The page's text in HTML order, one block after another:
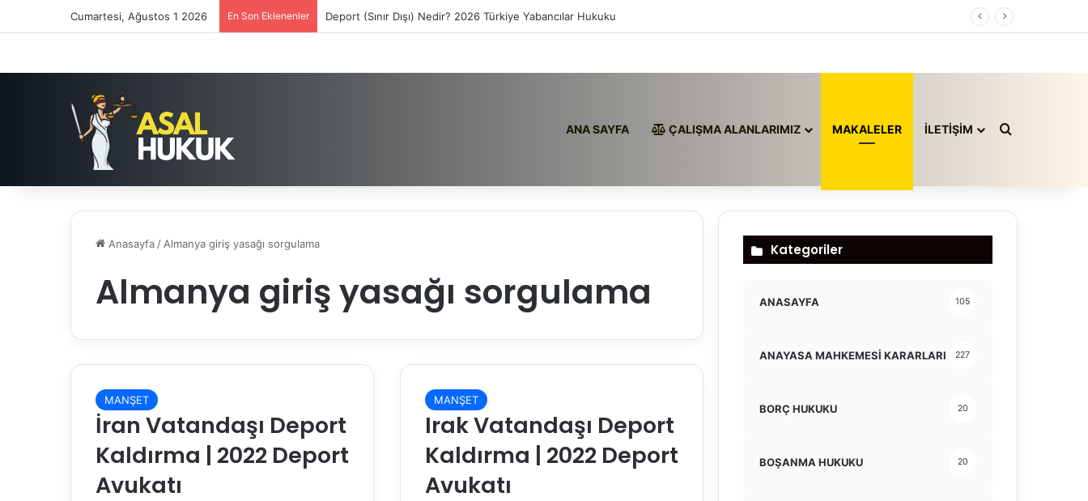
Cumartesi, Ağustos 1 2026 En Son Eklenenler Deport (Sınır Dışı) Nedir? 2026 Türkiye Yabancılar Hukuku
ANA SAYFA ÇALIŞMA ALANLARIMIZ MAKALELER İLETİŞİM Arama yap
Anasayfa / Almanya giriş yasağı sorgulama
Almanya giriş yasağı sorgulama
MANŞET
İran Vatandaşı Deport
Kaldırma | 2022 Deport
Avukatı
MANŞET
Irak Vatandaşı Deport
Kaldırma | 2022 Deport
Avukatı
Kategoriler
ANASAYFA 105
ANAYASA MAHKEMESİ KARARLARI 227
BORÇ HUKUKU 20
BOŞANMA HUKUKU 20